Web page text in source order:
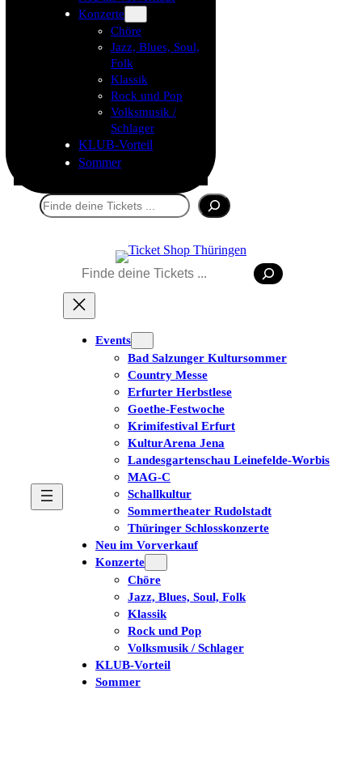
Konzerte
Chöre
Jazz, Blues, Soul,
Folk
Klassik
Rock und Pop
Volksmusik /
Schlager
KLUB-Vorteil
Sommer
Suchen
Suchen
Events
Bad Salzunger Kultursommer
Country Messe
Erfurter Herbstlese
Goethe-Festwoche
Krimifestival Erfurt
KulturArena Jena
Landesgartenschau Leinefelde-Worbis
MAG-C
Schallkultur
Sommertheater Rudolstadt
Thüringer Schlosskonzerte
Neu im Vorverkauf
Konzerte
Chöre
Jazz, Blues, Soul, Folk
Klassik
Rock und Pop
Volksmusik / Schlager
KLUB-Vorteil
Sommer